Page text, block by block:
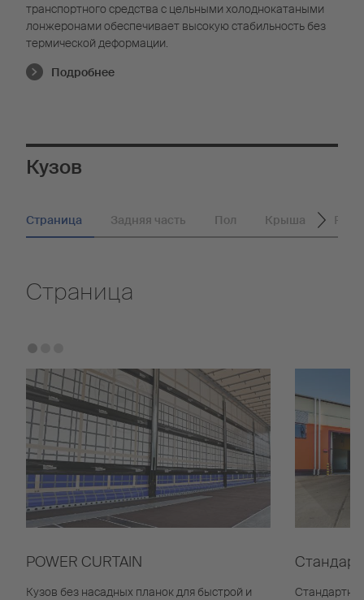
транспортного средства с цельными холоднокатаными
лонжеронами обеспечивает высокую стабильность без
термической деформации.
Подробнее
Кузов
Страница Задняя часть Пол Крыша
Страница
POWER CURTAIN
Кузов без насадных планок для быстрой и